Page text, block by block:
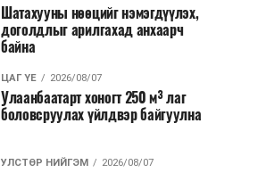
Шатахууны нөөцийг нэмэгдүүлэх,
доголдлыг арилгахад анхаарч
байна
ЦАГ ҮЕ 2026/08/07
Улаанбаатарт хоногт 250 м³ лаг
боловсруулах үйлдвэр байгуулна
УЛСТӨР НИЙГЭМ 2026/08/07